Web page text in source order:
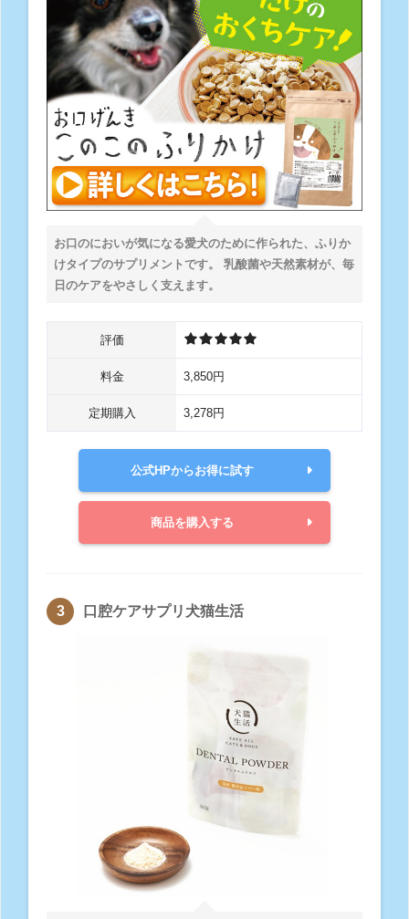
お口のにおいが気になる愛犬のために作られた、ふりか
けタイプのサプリメントです。 乳酸菌や天然素材が、毎
日のケアをやさしく支えます。
評価
料金 3,850円
定期購入 3,278円
公式HPからお得に試す
商品を購入する
口腔ケアサプリ犬猫生活